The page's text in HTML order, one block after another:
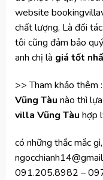
website
chất lượng, Là đối
tôi cũng đảm bảo
anh chị là giá tốt
>> Tham khảo thêm
Vũng Tàu nào thì
villa Vũng Tàu hợp
có những thắc mắc
091.205.8982 –